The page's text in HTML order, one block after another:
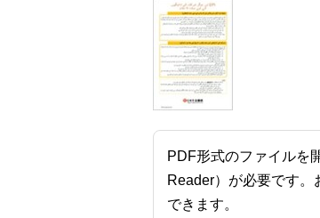
PDF形式のファイルを
Reader）が必要です
できます。